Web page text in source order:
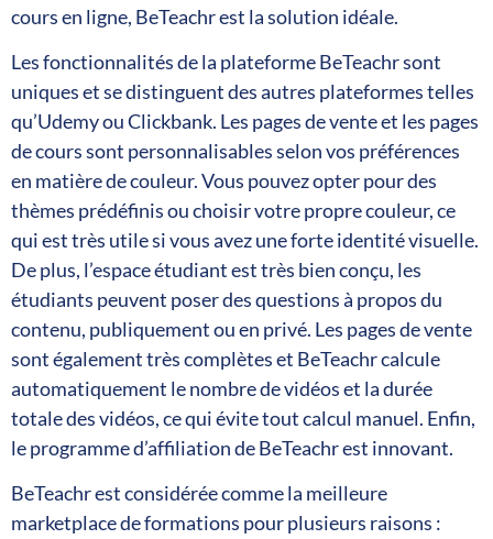
cours en ligne, BeTeachr est la solution idéale.
Les fonctionnalités de la plateforme BeTeachr sont
uniques et se distinguent des autres plateformes telles
qu’Udemy ou Clickbank. Les pages de vente et les pages
de cours sont personnalisables selon vos préférences
en matière de couleur. Vous pouvez opter pour des
thèmes prédéfinis ou choisir votre propre couleur, ce
qui est très utile si vous avez une forte identité visuelle.
De plus, l’espace étudiant est très bien conçu, les
étudiants peuvent poser des questions à propos du
contenu, publiquement ou en privé. Les pages de vente
sont également très complètes et BeTeachr calcule
automatiquement le nombre de vidéos et la durée
totale des vidéos, ce qui évite tout calcul manuel. Enfin,
le programme d’affiliation de BeTeachr est innovant.
BeTeachr est considérée comme la meilleure
marketplace de formations pour plusieurs raisons :